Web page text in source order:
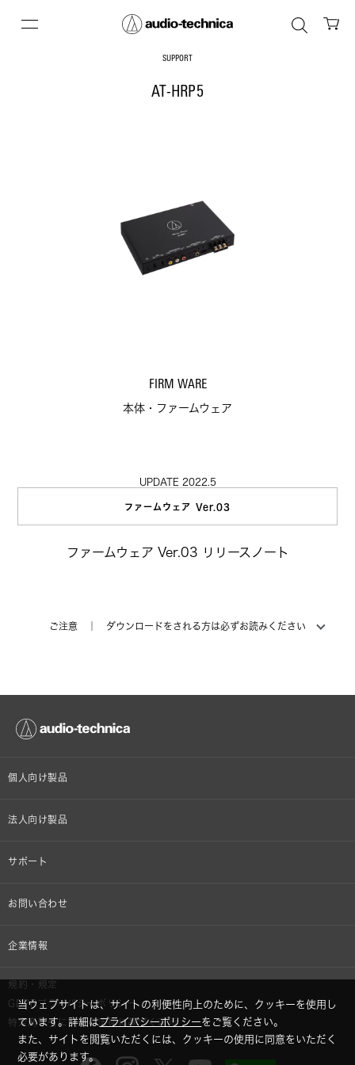
SUPPORT
AT-HRP5
FIRM WARE
本体・ファームウェア
UPDATE 2022.5
ファームウェア Ver.03
ファームウェア Ver.03 リリースノート
ご注意 ｜ ダウンロードをされる方は必ずお読みください
個人向け製品
オンラインストア限定
車載製品
法人向け製品
設備音響機器
半導体レーザー応用製品
サポート
個人向け製品サポート
お問い合わせ
その他、メディア 取材関連等のお問い合わせ
企業情報
株式会社オーディオテクニカ
採用情報
GLOBAL-オーディオテクニカ
規約・規定
GDPRプライバシーポリシー
特定商取引に関する法律に基づく表示
当ウェブサイトは、サイトの利便性向上のために、クッキーを使用し
ています。詳細はプライバシーポリシーをご覧ください。
また、サイトを閲覧いただくには、クッキーの使用に同意をいただく
必要があります。